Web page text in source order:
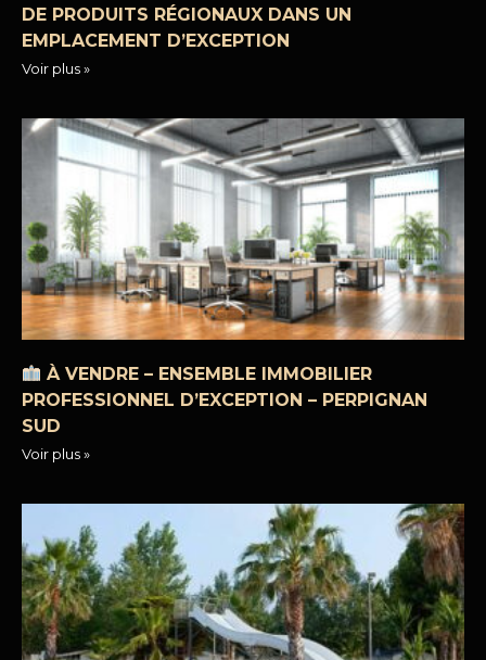
DE PRODUITS RÉGIONAUX DANS UN
EMPLACEMENT D’EXCEPTION
Voir plus »
À VENDRE – ENSEMBLE IMMOBILIER
PROFESSIONNEL D’EXCEPTION – PERPIGNAN
SUD
Voir plus »